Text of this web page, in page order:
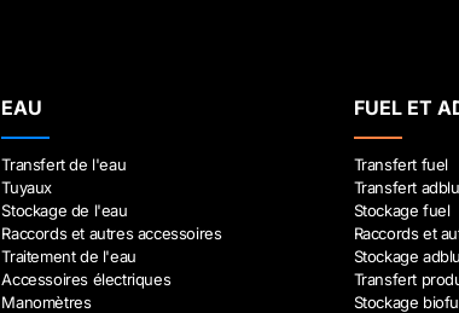
EAU
Transfert de l'eau
Tuyaux
Stockage de l'eau
Raccords et autres accessoires
Traitement de l'eau
Accessoires électriques
Manomètres
FUEL ET
Transfert fuel
Transfert
Stockage fuel
Raccords et
Stockage
Transfert
Stockage